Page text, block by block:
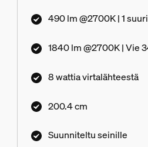
490 lm @2700K | 1
1840 lm @2700K | Vie
8 wattia virtalähteestä
200.4 cm
Suunniteltu seinille